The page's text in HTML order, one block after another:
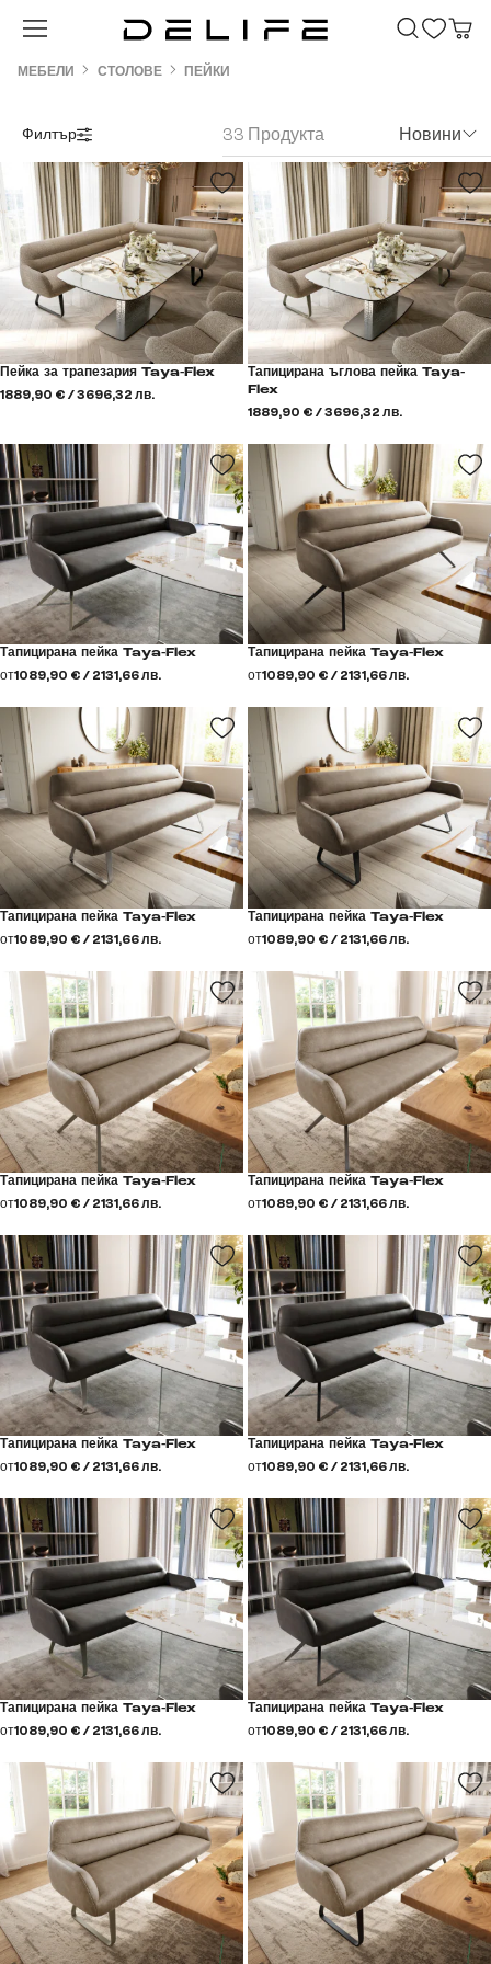
Преминете към основното съдържание
МЕБЕЛИ СТОЛОВЕ ПЕЙКИ
Филтър 33 Продукта Новини
Пейка за трапезария Taya-Flex
1889,90 € / 3696,32 лв.
Тапицирана ъглова пейка Taya-
Flex
1889,90 € / 3696,32 лв.
Тапицирана пейка Taya-Flex
от1089,90 € / 2131,66 лв.
Тапицирана пейка Taya-Flex
от1089,90 € / 2131,66 лв.
Тапицирана пейка Taya-Flex
от1089,90 € / 2131,66 лв.
Тапицирана пейка Taya-Flex
от1089,90 € / 2131,66 лв.
Тапицирана пейка Taya-Flex
от1089,90 € / 2131,66 лв.
Тапицирана пейка Taya-Flex
от1089,90 € / 2131,66 лв.
Тапицирана пейка Taya-Flex
от1089,90 € / 2131,66 лв.
Тапицирана пейка Taya-Flex
от1089,90 € / 2131,66 лв.
Тапицирана пейка Taya-Flex
от1089,90 € / 2131,66 лв.
Тапицирана пейка Taya-Flex
от1089,90 € / 2131,66 лв.